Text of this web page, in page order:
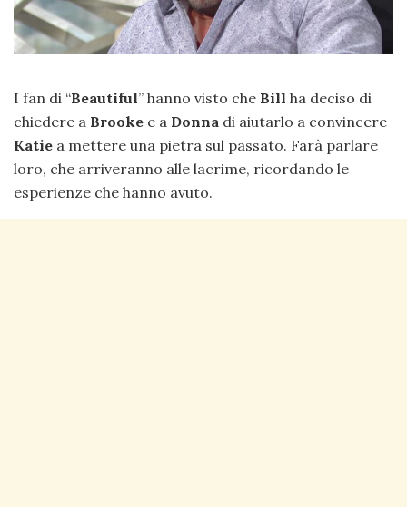
I fan di “Beautiful” hanno visto che Bill ha deciso di
chiedere a Brooke e a Donna di aiutarlo a convincere
Katie a mettere una pietra sul passato. Farà parlare
loro, che arriveranno alle lacrime, ricordando le
esperienze che hanno avuto.